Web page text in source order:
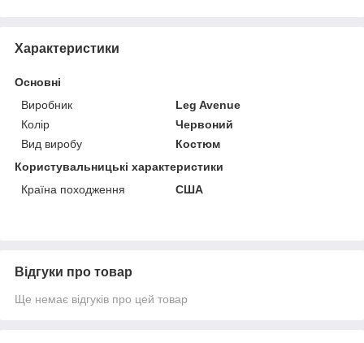
Характеристики
Основні
Виробник
Leg Avenue
Колір
Червоний
Вид виробу
Костюм
Користувальницькі характеристики
Країна походження
США
Відгуки про товар
Ще немає відгуків про цей товар